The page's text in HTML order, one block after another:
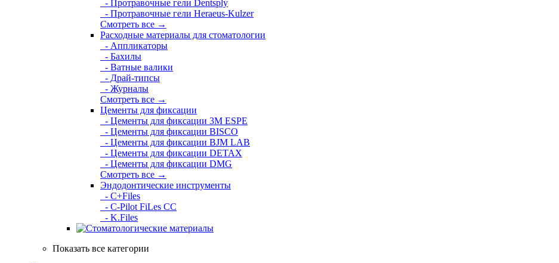
- Протравочные гели Dentsply
- Протравочные гели Heraeus-Kulzer
Смотреть все →
Расходные материалы для стоматологии
- Аппликаторы
- Бахилы
- Ватные валики
- Драй-типсы
- Журналы
Смотреть все →
Цементы для фиксации
- Цементы для фиксации 3M ESPE
- Цементы для фиксации BISCO
- Цементы для фиксации BJM LAB
- Цементы для фиксации DETAX
- Цементы для фиксации DMG
Смотреть все →
Эндодонтические инструменты
- C+Files
- C-Pilot FiLes CC
- K.Files
Показать все категории